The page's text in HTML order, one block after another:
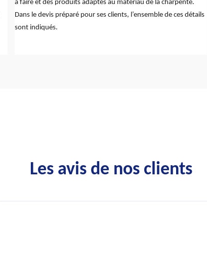
à faire et des produits adaptés au matériau de la charpente.
Dans le devis préparé pour ses clients, l’ensemble de ces détails
sont indiqués.
Les avis de nos clients